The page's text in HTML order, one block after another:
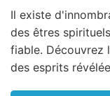
Il existe
des êtres
fiable. Découvrez
des esprits